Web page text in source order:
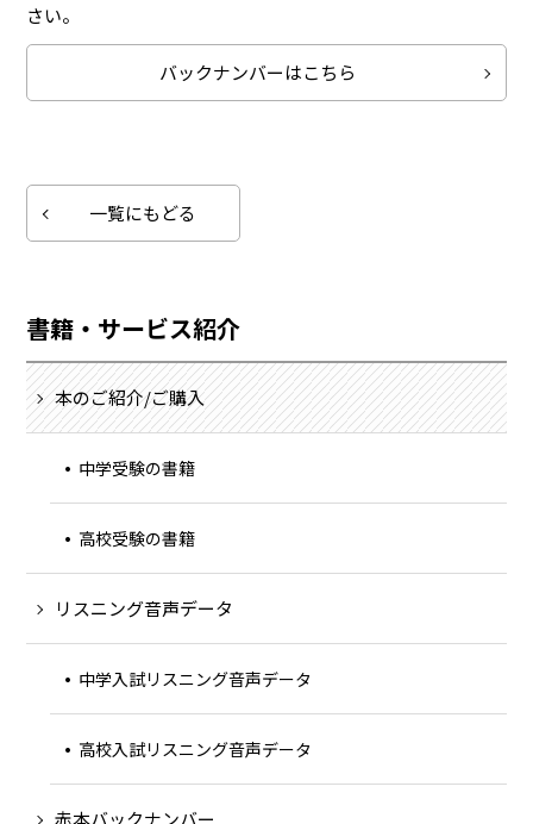
さい。
バックナンバーはこちら
一覧にもどる
書籍・サービス紹介
本のご紹介/ご購入
中学受験の書籍
高校受験の書籍
リスニング音声データ
中学入試リスニング音声データ
高校入試リスニング音声データ
赤本バックナンバー